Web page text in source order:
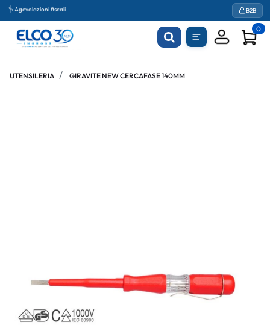
Agevolazioni fiscali B2B
0
UTENSILERIA GIRAVITE NEW CERCAFASE 140MM